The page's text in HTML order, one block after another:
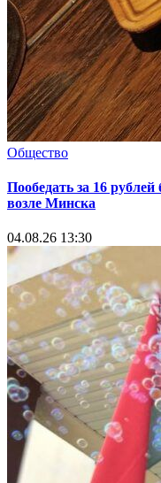
Общество
Пообедать за 16
возле Минска
04.08.26 13:30